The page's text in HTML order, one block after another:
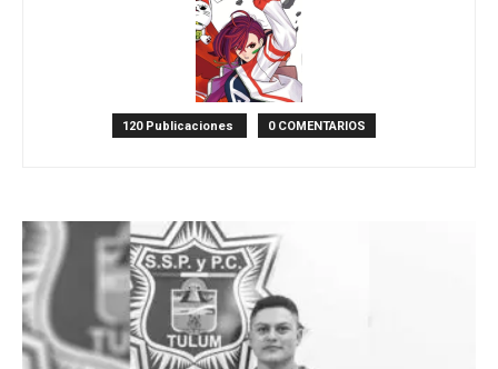
120 Publicaciones 0 COMENTARIOS